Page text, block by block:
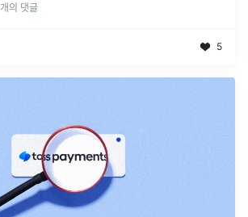
개의 댓글
5